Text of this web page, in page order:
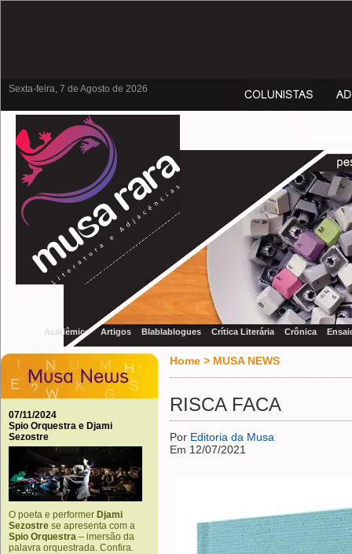
Sexta-feira, 7 de Agosto de 2026
Acadêmico Artigos Blablablogues Crítica Literária Crônica
07/11/2024
Spio Orquestra e Djami
Sezostre
O poeta e performer Djami
Sezostre se apresenta com a
Spio Orquestra – imersão da
palavra orquestrada. Confira.
Home > MUSA NEWS
RISCA FACA
Por Editoria da Musa
Em 12/07/2021